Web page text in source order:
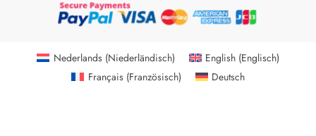
Nederlands(Niederländisch) English (Englisch)
Français(Französisch) Deutsch